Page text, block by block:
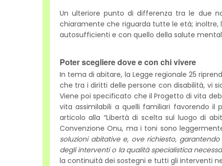
Un ulteriore punto di differenza tra le due
chiaramente che riguarda tutte le età; inoltre,
autosufficienti e con quello della salute
Poter scegliere dove e con chi vivere
In tema di abitare, la Legge regionale 25
che tra i diritti delle persone con disabilità, vi
Viene poi specificato che il Progetto di vita
vita assimilabili a quelli familiari favorendo il
articolo alla “Libertà di scelta sul luogo di
Convenzione Onu, ma i toni sono
soluzioni abitative e, ove richiesto,
degli interventi o la qualità specialistica
la continuità dei sostegni e tutti gli interventi